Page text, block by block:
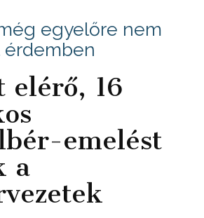
egyelőre nem
elérő, 16
emelést
a